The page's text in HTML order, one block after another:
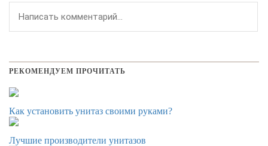
РЕКОМЕНДУЕМ ПРОЧИТАТЬ
Как установить унитаз своими руками?
Лучшие производители унитазов